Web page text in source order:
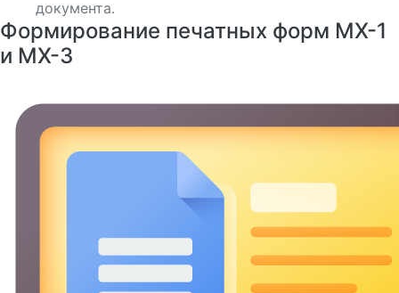
документа.
Формирование печатных форм МХ-1
и МХ-3